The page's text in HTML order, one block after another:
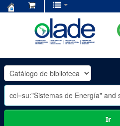
OLADE
-
Ir